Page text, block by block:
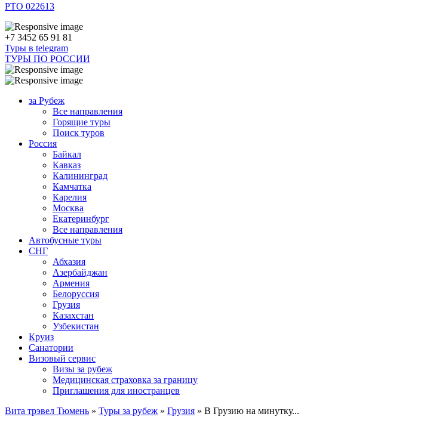
РТО 022613
+7 3452 65 91 81
Туры в telegram
ТУРЫ ПО РОССИИ
за Рубеж
Все направления
Горящие туры
Поиск туров
Россия
Байкал
Кавказ
Калининград
Камчатка
Карелия
Москва
Екатеринбург
Все направления
Автобусные туры
СНГ
Абхазия
Азербайджан
Армения
Белоруссия
Грузия
Казахстан
Узбекистан
Круиз
Санатории
Визовый сервис
Визы за рубеж
Медицинская страховка за границу
Приглашения для иностранцев
Вита трэвел Тюмень » Туры за рубеж » Грузия » В Грузию на минутку...